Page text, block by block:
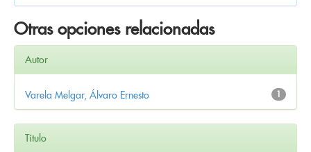
Otras opciones relacionadas
Autor
1
Varela Melgar, Álvaro Ernesto
Título